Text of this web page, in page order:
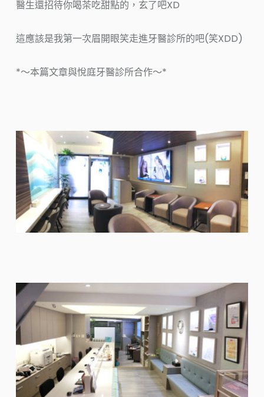
醫生還招待你喝茶吃甜點的，玄了吧XD
這應該是我第一次眉開眼笑走進牙醫診所的吧(笑XDD)
*～本篇文章與悅庭牙醫診所合作～*